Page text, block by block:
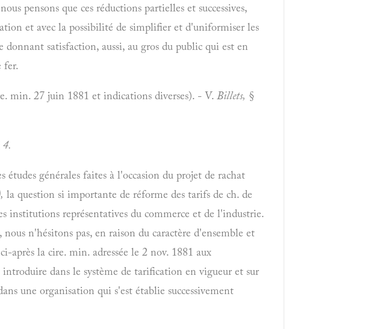
pensons que ces réductions partielles et successives,
et avec la possibilité de simplifier et d'uniformiser les
satisfaction, aussi, au gros du public qui est en
fer.
min. 27 juin 1881 et indications diverses). - V. Billets, §
4.
générales faites à l'occasion du projet de rachat
la question si importante de réforme des tarifs de ch. de
institutions représentatives du commerce et de l'industrie.
n'hésitons pas, en raison du caractère d'ensemble et
la cire. min. adressée le 2 nov. 1881 aux
dans le système de tarification en vigueur et sur
une organisation qui s'est établie successivement